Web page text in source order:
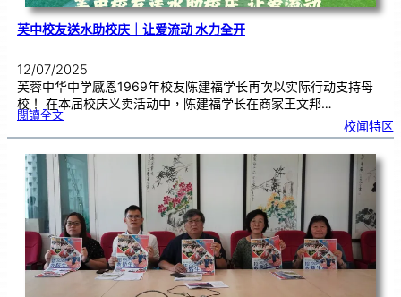
芙中校友送水助校庆｜让爱流动 水力全开
12/07/2025
芙蓉中华中学感恩1969年校友陈建福学长再次以实际行动支持母
校！ 在本届校庆义卖活动中，陈建福学长在商家王文邦…
閱讀全文:芙
友
水
助
校
庆
｜
让
爱
流动水
力
全
开
校闻特区